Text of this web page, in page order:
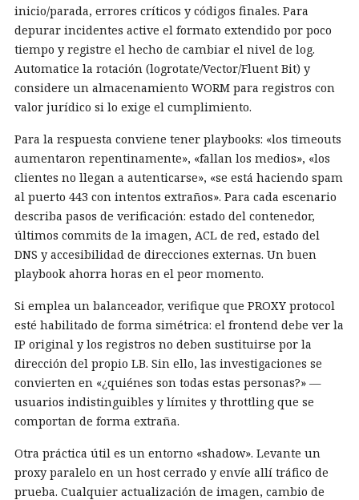
inicio/parada, errores críticos y códigos finales. Para
depurar incidentes active el formato extendido por poco
tiempo y registre el hecho de cambiar el nivel de log.
Automatice la rotación (logrotate/Vector/Fluent Bit) y
considere un almacenamiento WORM para registros con
valor jurídico si lo exige el cumplimiento.
Para la respuesta conviene tener playbooks: «los timeouts
aumentaron repentinamente», «fallan los medios», «los
clientes no llegan a autenticarse», «se está haciendo spam
al puerto 443 con intentos extraños». Para cada escenario
describa pasos de verificación: estado del contenedor,
últimos commits de la imagen, ACL de red, estado del
DNS y accesibilidad de direcciones externas. Un buen
playbook ahorra horas en el peor momento.
Si emplea un balanceador, verifique que PROXY protocol
esté habilitado de forma simétrica: el frontend debe ver la
IP original y los registros no deben sustituirse por la
dirección del propio LB. Sin ello, las investigaciones se
convierten en «¿quiénes son todas estas personas?» —
usuarios indistinguibles y límites y throttling que se
comportan de forma extraña.
Otra práctica útil es un entorno «shadow». Levante un
proxy paralelo en un host cerrado y envíe allí tráfico de
prueba. Cualquier actualización de imagen, cambio de